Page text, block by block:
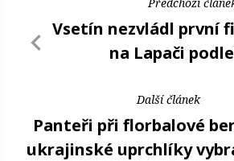
Vsetín nezvládl první
na Lapači
Další článek
Panteři při florbalové
ukrajinské uprchlíky